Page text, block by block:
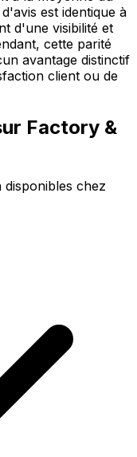
est identique à
d'une visibilité et
cette parité
avantage distinctif
client ou de
Factory &
disponibles chez